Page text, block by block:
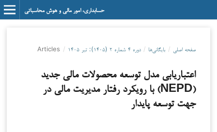
حسابداری، امور مالی و هوش محاسباتی
صفحه اصلی / بایگانی‌ها / دوره ۴ شماره ۲ (۱۴۰۵): تیر ۱۴۰۵ /
Articles
اعتباریابی مدل توسعه محصولات مالی جدید
(NEPD) با رویکرد رفتار مدیریت مالی در
جهت توسعه پایدار